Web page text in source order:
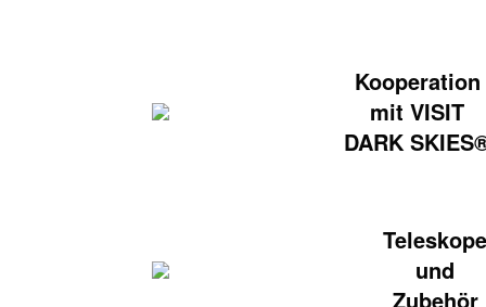
Kooperation
mit VISIT
DARK
und
Zubehör